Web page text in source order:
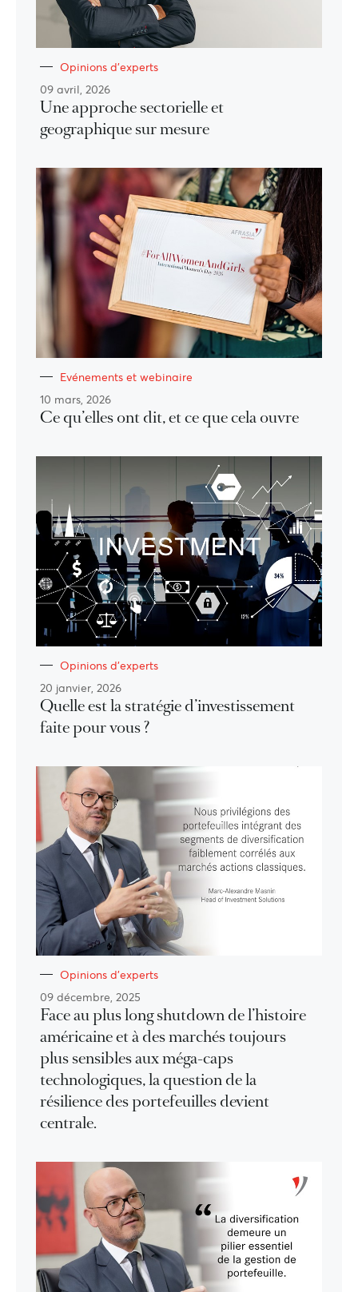
Opinions d'experts
09 avril, 2026
Une approche sectorielle et
geographique sur mesure
Evénements et webinaire
10 mars, 2026
Ce qu’elles ont dit, et ce que cela ouvre
Opinions d'experts
20 janvier, 2026
Quelle est la stratégie d’investissement
faite pour vous ?
Opinions d'experts
09 décembre, 2025
Face au plus long shutdown de l’histoire
américaine et à des marchés toujours
plus sensibles aux méga-caps
technologiques, la question de la
résilience des portefeuilles devient
centrale.